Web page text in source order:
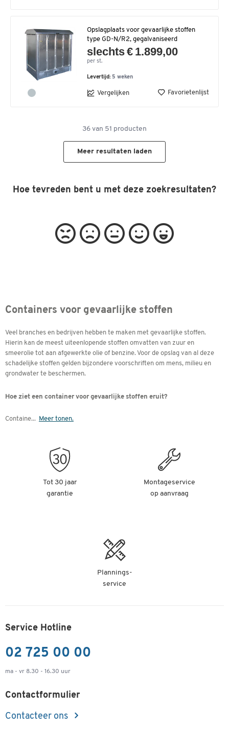
Opslagplaats voor gevaarlijke stoffen
type GD-N/R2, gegalvaniseerd
slechts € 1.899,00
per st.
Levertijd: 5 weken
Vergelijken Favorietenlijst
36 van 51 producten
Meer resultaten laden
Hoe tevreden bent u met deze zoekresultaten?
Containers voor gevaarlijke stoffen
Veel branches en bedrijven hebben te maken met gevaarlijke stoffen.
Hierin kan de meest uiteenlopende stoffen omvatten van zuur en
smeerolie tot aan afgewerkte olie of benzine. Voor de opslag van al deze
schadelijke stoffen gelden bijzondere voorschriften om mens, milieu en
grondwater te beschermen.
Hoe ziet een container voor gevaarlijke stoffen eruit?
Containe... Meer tonen.
Tot 30 jaar
garantie
Montageservice
op aanvraag
Plannings-
service
Service Hotline
02 725 00 00
ma - vr 8.30 - 16.30 uur
Contactformulier
Contacteer ons